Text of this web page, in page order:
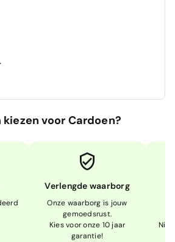
kiezen voor Cardoen?
Verlengde waarborg
Onze waarborg is jouw
gemoedsrust.
Kies voor onze 10 jaar
garantie!
Niet